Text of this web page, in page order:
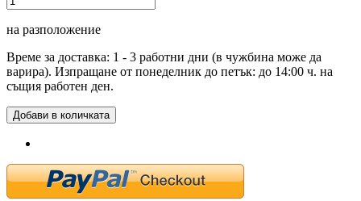
на разположение
Време за доставка: 1 - 3 работни дни (в чужбина може да
варира). Изпращане от понеделник до петък: до 14:00 ч. на
същия работен ден.
Добави в количката